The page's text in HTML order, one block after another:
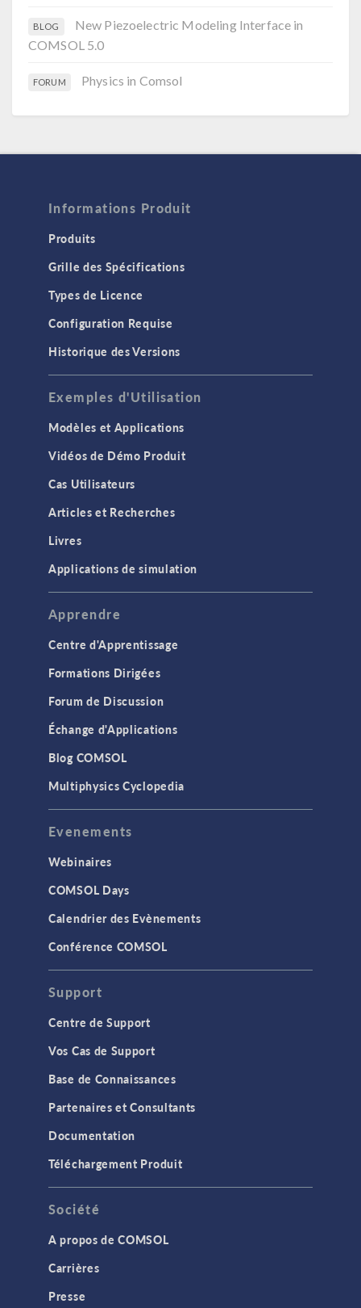
BLOG
New Piezoelectric Modeling Interface in
COMSOL 5.0
FORUM Physics in Comsol
Informations Produit
Produits
Grille des Spécifications
Types de Licence
Configuration Requise
Historique des Versions
Exemples d'Utilisation
Modèles et Applications
Vidéos de Démo Produit
Cas Utilisateurs
Articles et Recherches
Livres
Applications de simulation
Apprendre
Centre d'Apprentissage
Formations Dirigées
Forum de Discussion
Échange d'Applications
Blog COMSOL
Multiphysics Cyclopedia
Evenements
Webinaires
COMSOL Days
Calendrier des Evènements
Conférence COMSOL
Support
Centre de Support
Vos Cas de Support
Base de Connaissances
Partenaires et Consultants
Documentation
Téléchargement Produit
Société
A propos de COMSOL
Carrières
Presse